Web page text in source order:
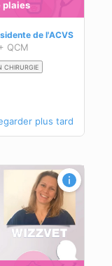
plaies
de l'ACVS
QCM
CHIRURGIE
plus tard